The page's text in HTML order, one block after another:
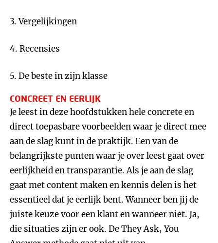
3. Vergelijkingen
4. Recensies
5. De beste in zijn klasse
CONCREET EN EERLIJK
Je leest in deze hoofdstukken hele concrete en
direct toepasbare voorbeelden waar je direct mee
aan de slag kunt in de praktijk. Een van de
belangrijkste punten waar je over leest gaat over
eerlijkheid en transparantie. Als je aan de slag
gaat met content maken en kennis delen is het
essentieel dat je eerlijk bent. Wanneer ben jij de
juiste keuze voor een klant en wanneer niet. Ja,
die situaties zijn er ook. De They Ask, You